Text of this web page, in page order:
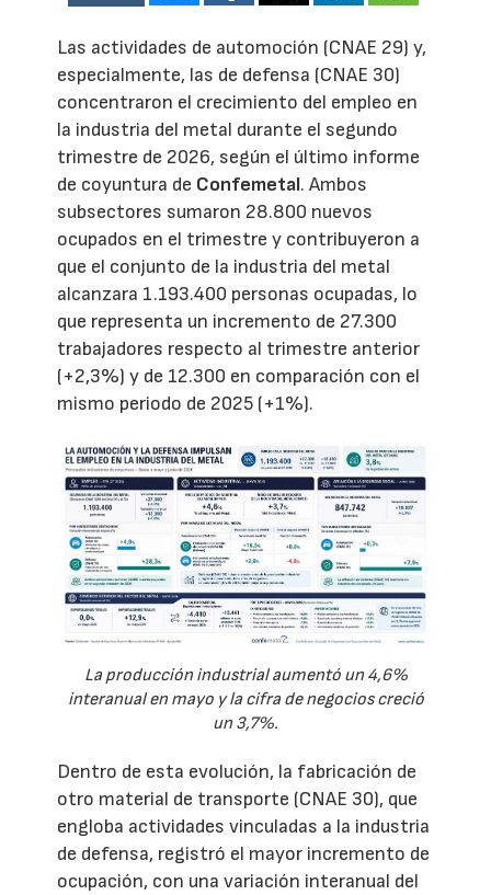
Las actividades de automoción (CNAE 29) y,
especialmente, las de defensa (CNAE 30)
concentraron el crecimiento del empleo en
la industria del metal durante el segundo
trimestre de 2026, según el último informe
de coyuntura de Confemetal. Ambos
subsectores sumaron 28.800 nuevos
ocupados en el trimestre y contribuyeron a
que el conjunto de la industria del metal
alcanzara 1.193.400 personas ocupadas, lo
que representa un incremento de 27.300
trabajadores respecto al trimestre anterior
(+2,3%) y de 12.300 en comparación con el
mismo periodo de 2025 (+1%).
La producción industrial aumentó un 4,6%
interanual en mayo y la cifra de negocios creció
un 3,7%.
Dentro de esta evolución, la fabricación de
otro material de transporte (CNAE 30), que
engloba actividades vinculadas a la industria
de defensa, registró el mayor incremento de
ocupación, con una variación interanual del